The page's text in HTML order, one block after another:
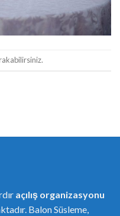
açılış organizasyonu
Balon Süsleme,